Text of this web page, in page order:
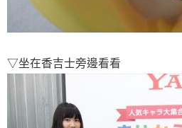
▽坐在香吉士旁邊看看